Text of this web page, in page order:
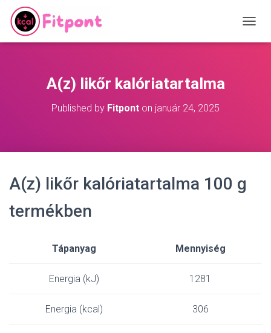
O
A(z) likőr kalóriatartalma
Published by Fitpont on január 24, 2025
A(z) likőr kalóriatartalma 100 g
termékben
Tápanyag Mennyiség
Energia (kJ) 1281
Energia (kcal) 306